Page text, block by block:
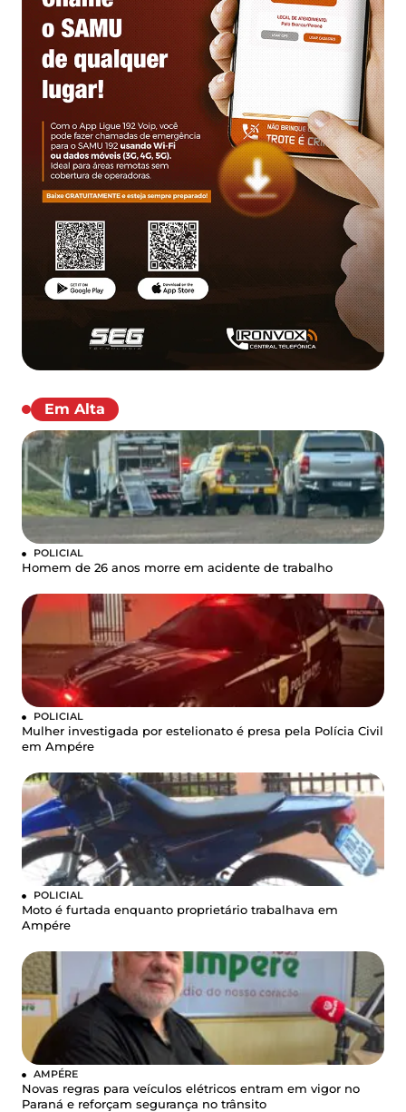
Em Alta
POLICIAL
Homem de 26 anos morre em acidente de trabalho
POLICIAL
Mulher investigada por estelionato é presa pela Polícia Civil
em Ampére
POLICIAL
Moto é furtada enquanto proprietário trabalhava em
Ampére
AMPÉRE
Novas regras para veículos elétricos entram em vigor no
Paraná e reforçam segurança no trânsito